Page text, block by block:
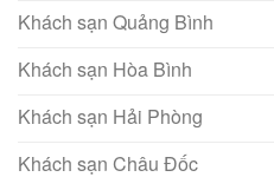
Khách sạn Quảng Bình
Khách sạn Hòa Bình
Khách sạn Hải Phòng
Khách sạn Châu Đốc